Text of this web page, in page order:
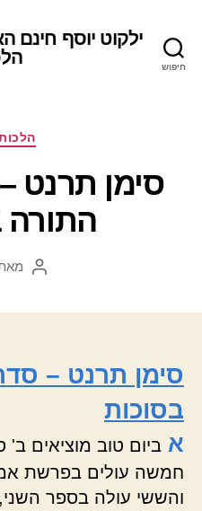
חיפוש
ילקוט יוסף חינם
סימן תרנט
התורה
סימן תרנט –
בסוכות
א ביום טוב מוציאים ב'
חמשה עולים בפרשת
והששי עולה בספר